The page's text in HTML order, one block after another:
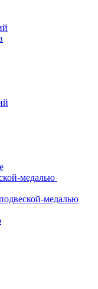
медалью
медалью